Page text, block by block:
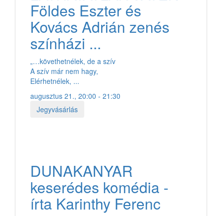
Földes Eszter és
Kovács Adrián zenés
színházi ...
„…követhetnélek, de a szív
A szív már nem hagy,
Elérhetnélek, ...
augusztus 21., 20:00 - 21:30
Jegyvásárlás
DUNAKANYAR
keserédes komédia -
írta Karinthy Ferenc